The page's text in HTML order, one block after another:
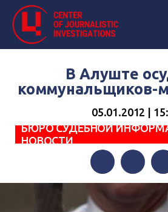
В Алуште
коммунальщиков-
05.01.2012 |
БЮРО СУДЕБНОЙ
НОВОСТИ
FacebookTwitter